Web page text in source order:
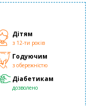
Дітям
з 12-ти років
Годуючим
з обережністю
Діабетикам
дозволено